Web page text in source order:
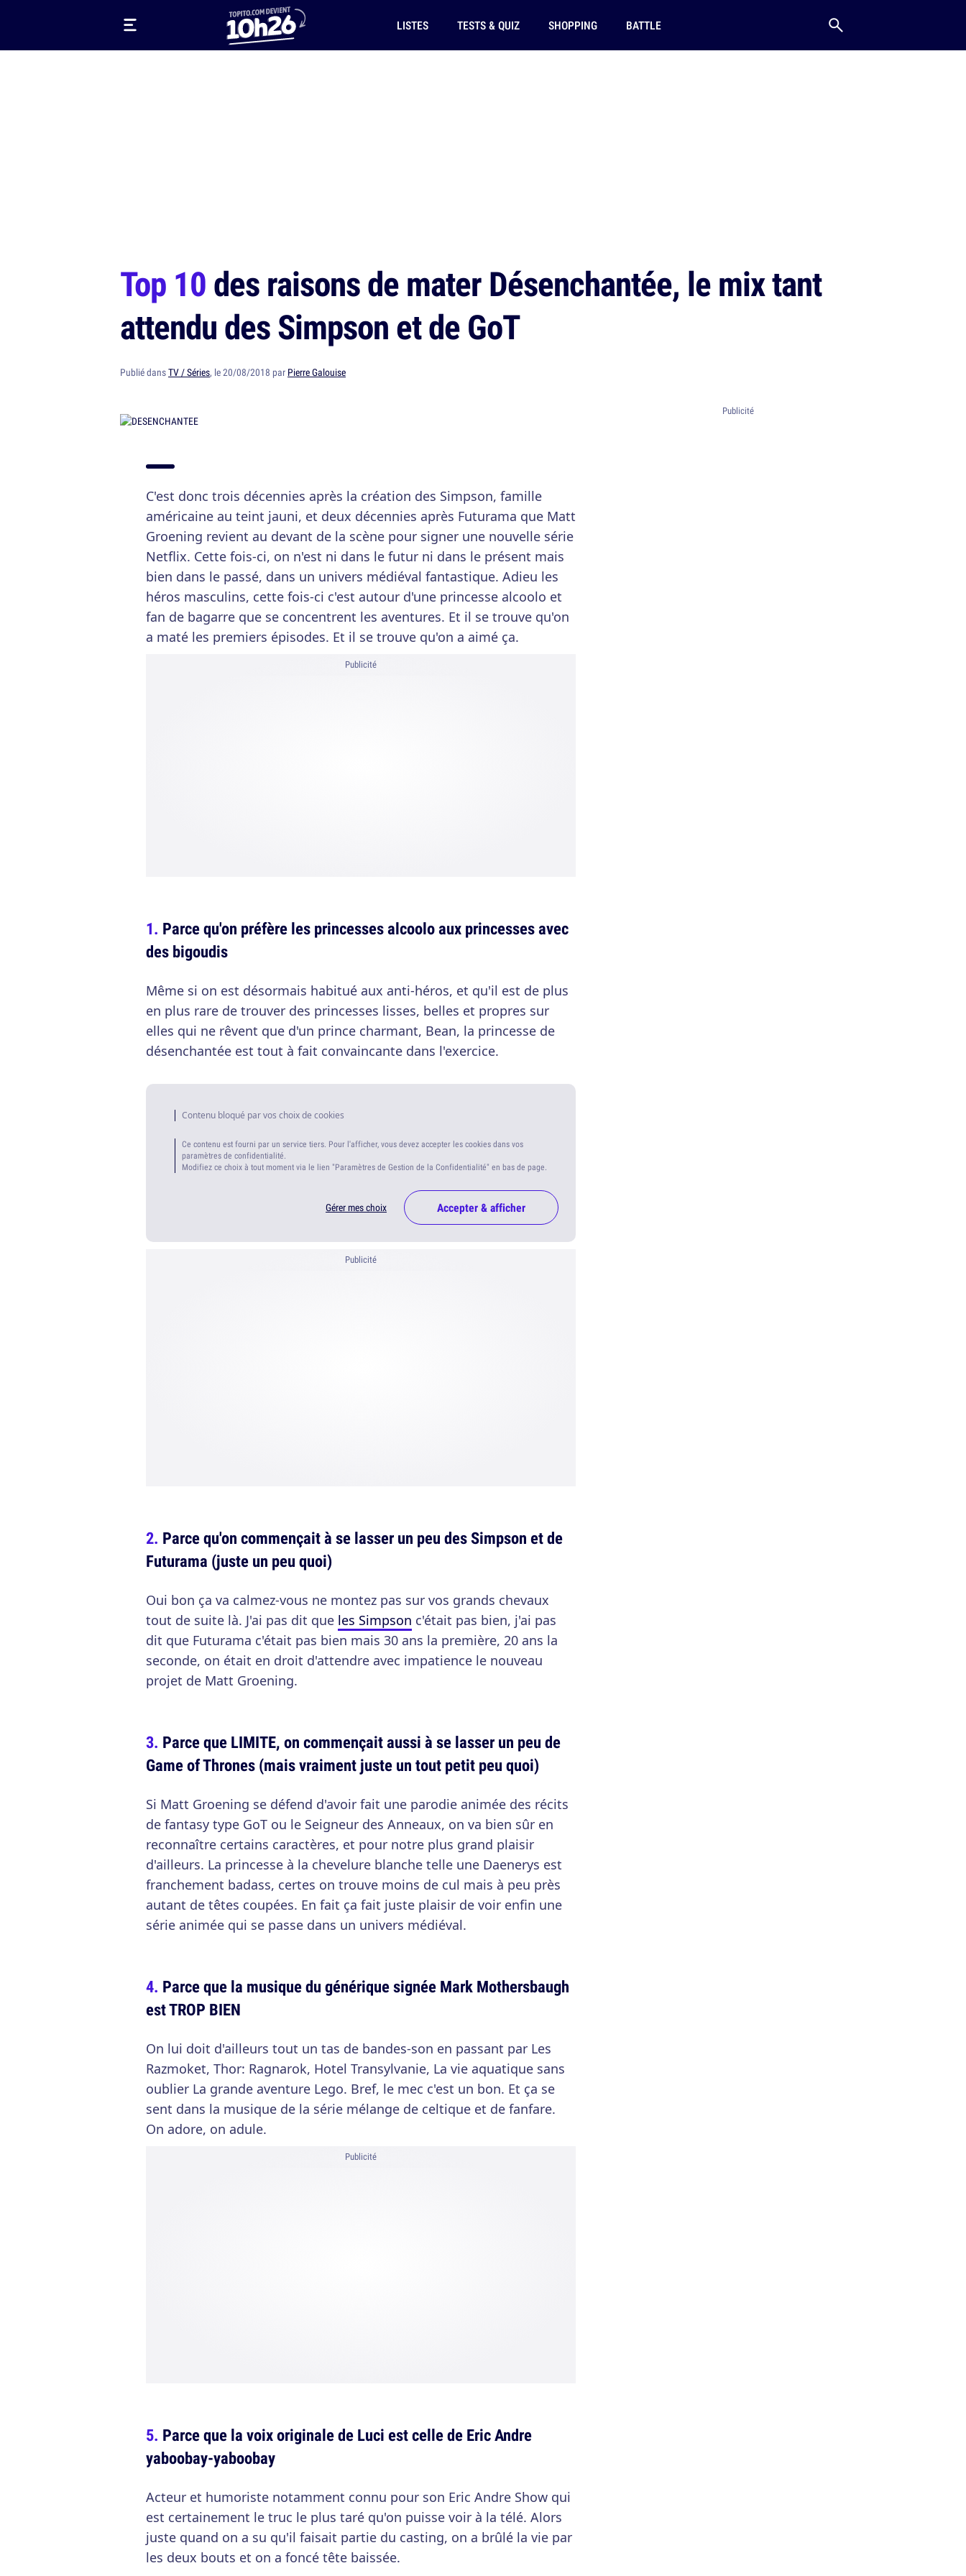
LISTES TESTS & QUIZ SHOPPING BATTLE
Top 10des raisons de mater Désenchantée, le mix tant
attendu des Simpson et de GoT
Publié dansTV / Séries, le 20/08/2018 par Pierre Galouise
C'est donc trois décennies après la création des Simpson, famille
américaine au teint jauni, et deux décennies après Futurama que Matt
Groening revient au devant de la scène pour signer une nouvelle série
Netflix. Cette fois-ci, on n'est ni dans le futur ni dans le présent mais
bien dans le passé, dans un univers médiéval fantastique. Adieu les
héros masculins, cette fois-ci c'est autour d'une princesse alcoolo et
fan de bagarre que se concentrent les aventures. Et il se trouve qu'on
a maté les premiers épisodes. Et il se trouve qu'on a aimé ça.
Publicité
Parce qu'on préfère les princesses alcoolo aux princesses avec
des bigoudis
Même si on est désormais habitué aux anti-héros, et qu'il est de plus
en plus rare de trouver des princesses lisses, belles et propres sur
elles qui ne rêvent que d'un prince charmant, Bean, la princesse de
désenchantée est tout à fait convaincante dans l'exercice.
Contenu bloqué par vos choix de cookies
Ce contenu est fourni par un service tiers. Pour l'afficher, vous devez accepter les cookies dans vos
paramètres de confidentialité.
Modifiez ce choix à tout moment via le lien "Paramètres de Gestion de la Confidentialité" en bas de page.
Gérer mes choix Accepter & afficher
Publicité
Parce qu'on commençait à se lasser un peu des Simpson et de
Futurama (juste un peu quoi)
Oui bon ça va calmez-vous ne montez pas sur vos grands chevaux
tout de suite là. J'ai pas dit que les Simpson c'était pas bien, j'ai pas
dit que Futurama c'était pas bien mais 30 ans la première, 20 ans la
seconde, on était en droit d'attendre avec impatience le nouveau
projet de Matt Groening.
Parce que LIMITE, on commençait aussi à se lasser un peu de
Game of Thrones (mais vraiment juste un tout petit peu quoi)
Si Matt Groening se défend d'avoir fait une parodie animée des récits
de fantasy type GoT ou le Seigneur des Anneaux, on va bien sûr en
reconnaître certains caractères, et pour notre plus grand plaisir
d'ailleurs. La princesse à la chevelure blanche telle une Daenerys est
franchement badass, certes on trouve moins de cul mais à peu près
autant de têtes coupées. En fait ça fait juste plaisir de voir enfin une
série animée qui se passe dans un univers médiéval.
Parce que la musique du générique signée Mark Mothersbaugh
est TROP BIEN
On lui doit d'ailleurs tout un tas de bandes-son en passant par Les
Razmoket, Thor: Ragnarok, Hotel Transylvanie, La vie aquatique sans
oublier La grande aventure Lego. Bref, le mec c'est un bon. Et ça se
sent dans la musique de la série mélange de celtique et de fanfare.
On adore, on adule.
Publicité
Parce que la voix originale de Luci est celle de Eric Andre
yaboobay-yaboobay
Acteur et humoriste notamment connu pour son Eric Andre Show qui
est certainement le truc le plus taré qu'on puisse voir à la télé. Alors
juste quand on a su qu'il faisait partie du casting, on a brûlé la vie par
les deux bouts et on a foncé tête baissée.